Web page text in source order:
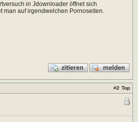
in Jdownloader öffnet sich
man auf irgendwelchen Pornoseiten.
#2 Top